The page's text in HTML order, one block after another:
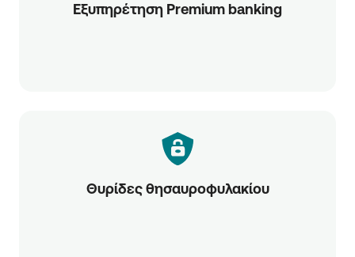
Εξυπηρέτηση Premium banking
Θυρίδες θησαυροφυλακίου